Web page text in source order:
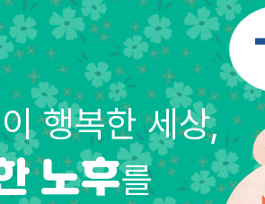
행복한 세상,
노후를